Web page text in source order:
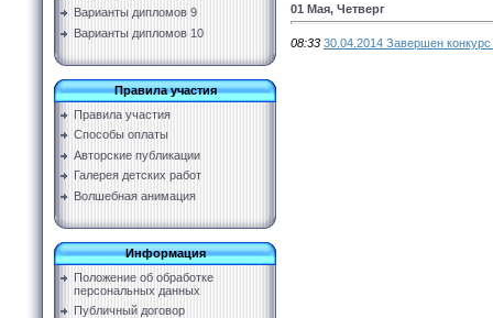
Варианты дипломов 9
Варианты дипломов 10
Правила участия
Правила участия
Способы оплаты
Авторские публикации
Галерея детских работ
Волшебная анимация
Информация
Положение об обработке
персональных данных
Публичный договор
01 Мая, Четверг
08:33 30.04.2014 Завершен